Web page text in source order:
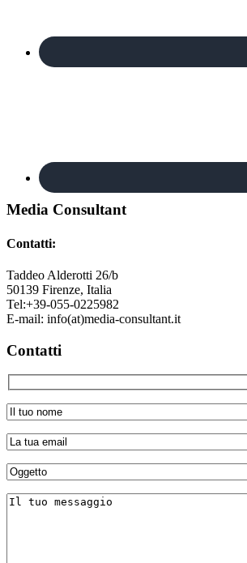
Footer
Media Consultant
Contatti:
Taddeo Alderotti 26/b
50139 Firenze, Italia
Tel:+39-055-0225982
E-mail: info(at)media-consultant.it
Contatti